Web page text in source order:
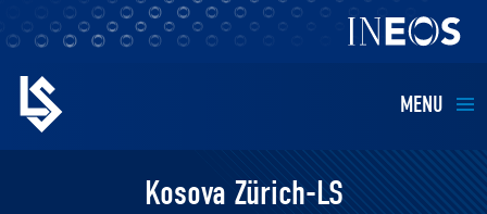
MENU
Kosova Zürich-LS